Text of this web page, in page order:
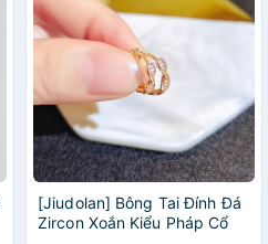
[Jiudolan] Bông Tai Đính Đá
Zircon Xoắn Kiểu Pháp Cổ